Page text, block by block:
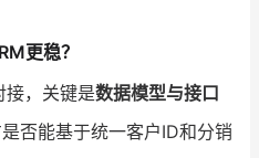
更稳？
接，关键是数据模型与接口
否能基于统一客户ID和分销